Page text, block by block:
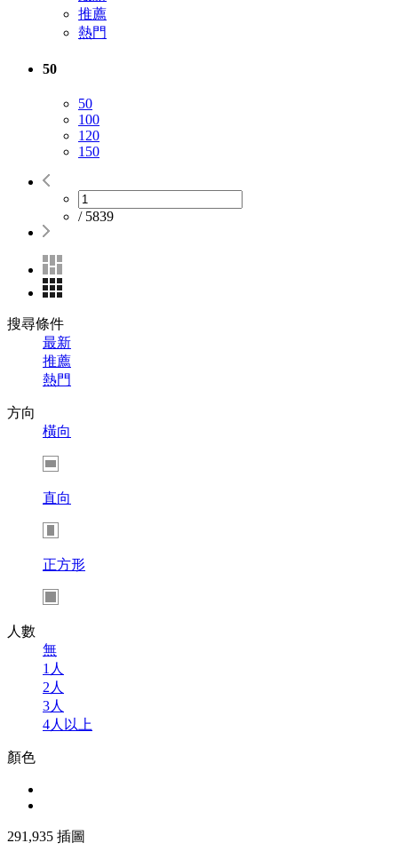
推薦
熱門
50
50
100
120
150
/ 5839
搜尋條件
最新
推薦
熱門
方向
橫向
直向
正方形
人數
無
1人
2人
3人
4人以上
顏色
291,935 插圖